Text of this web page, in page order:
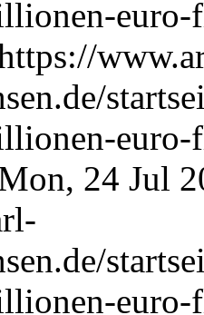
euro-
euro-
24 Jul
euro-